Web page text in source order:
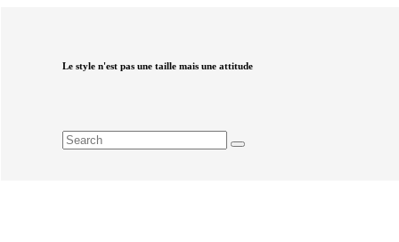
Le style n'est pas une taille mais une attitude